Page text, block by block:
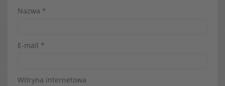
Nazwa *
E-mail *
Witryna internetowa